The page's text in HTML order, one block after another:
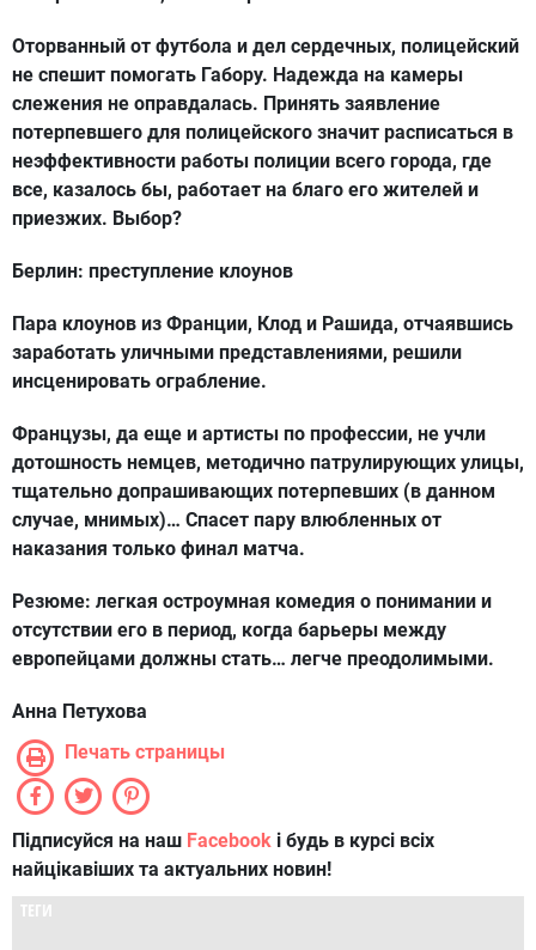
Оторванный от футбола и дел сердечных, полицейский
не спешит помогать Габору. Надежда на камеры
слежения не оправдалась. Принять заявление
потерпевшего для полицейского значит расписаться в
неэффективности работы полиции всего города, где
все, казалось бы, работает на благо его жителей и
приезжих. Выбор?
Берлин: преступление клоунов
Пара клоунов из Франции, Клод и Рашида, отчаявшись
заработать уличными представлениями, решили
инсценировать ограбление.
Французы, да еще и артисты по профессии, не учли
дотошность немцев, методично патрулирующих улицы,
тщательно допрашивающих потерпевших (в данном
случае, мнимых)… Спасет пару влюбленных от
наказания только финал матча.
Резюме: легкая остроумная комедия о понимании и
отсутствии его в период, когда барьеры между
европейцами должны стать… легче преодолимыми.
Анна Петухова
Печать страницы
Підписуйся на наш Facebook і будь в курсі всіх
найцікавіших та актуальних новин!
ТЕГИ